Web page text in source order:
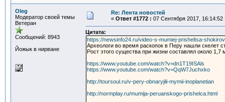
Oleg
Модератор своей темы
Ветеран
Сообщений: 8943
Йожык в нирване
Re: Лента новостей
« Ответ #1772 : 07 Сентября 2017, 16:14:52
Цитата:
https://newsinfo24.ru/video-s-mumiej-prisheltsa-
Археологи во время раскопок в Перу нашли скелет
Рост этого существа при жизни составлял около
https://www.youtube.com/watch?v=dn1T19ISAls
https://www.youtube.com/watch?v=QqW7Juchxko
http://toursoul.ru/v-pery-obnaryjili-mymii-inoplanetian
http://normplay.ru/mumija-peruanskogo-prishelca.html